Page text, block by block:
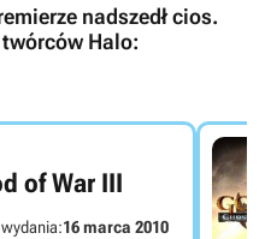
nadszedł cios.
Halo:
of War III
16 marca 2010